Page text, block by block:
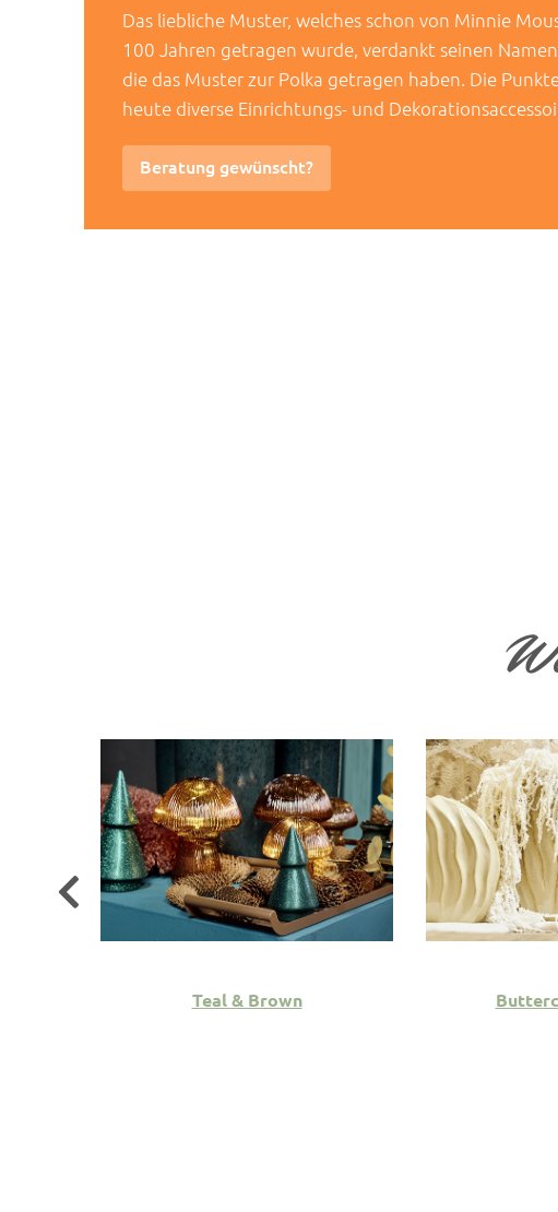
Das liebliche Muster, welches schon von Minnie
100 Jahren getragen wurde, verdankt seinen Namen
die das Muster zur Polka getragen haben. Die
heute diverse Einrichtungs- und
Beratung gewünscht?
Teal & Brown